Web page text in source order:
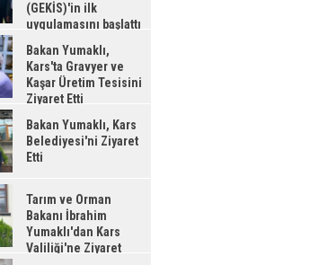
(GEKİS)'in ilk
uygulamasını başlattı
Bakan Yumaklı,
Kars'ta Gravyer ve
Kaşar Üretim Tesisini
Ziyaret Etti
Bakan Yumaklı, Kars
Belediyesi'ni Ziyaret
Etti
Tarım ve Orman
Bakanı İbrahim
Yumaklı'dan Kars
Valiliği'ne Ziyaret